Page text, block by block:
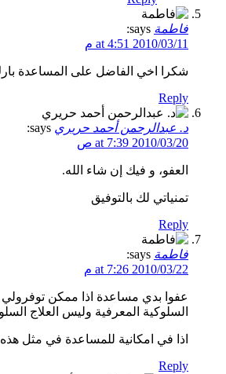
فاطمة says:
2010/03/11 at 4:51 م
شكرا اخي الفاضل على المساعدة
Reply
د. عبدالرحمن أحمد حريري says:
2010/03/20 at 7:39 ص
العفو، و فيك إن شاء الله.
تمنياتي لك بالتوفيق
Reply
فاطمة says:
2010/03/22 at 7:26 م
عفوا بدي مساعدة اذا ممكن
السلوكية المعرفية وليس العلاج
اذا في امكانية للمساعدة في مثل
Reply